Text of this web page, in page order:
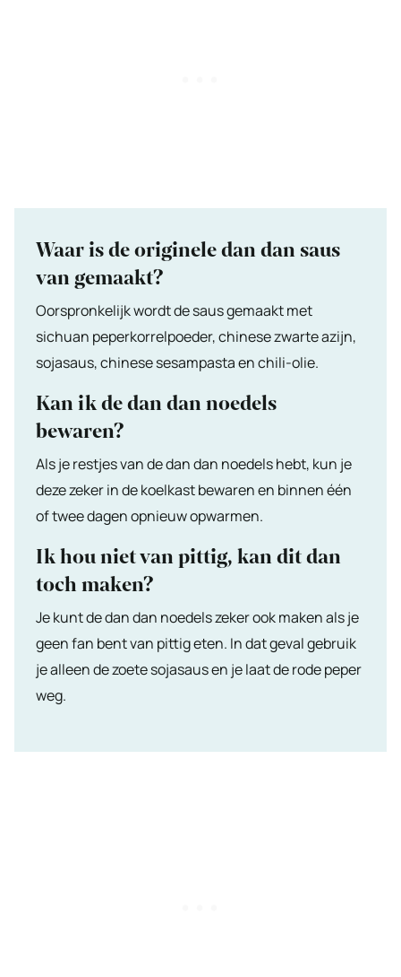
Waar is de originele dan dan saus
van gemaakt?
Oorspronkelijk wordt de saus gemaakt met
sichuan peperkorrelpoeder, chinese zwarte azijn,
sojasaus, chinese sesampasta en chili-olie.
Kan ik de dan dan noedels
bewaren?
Als je restjes van de dan dan noedels hebt, kun je
deze zeker in de koelkast bewaren en binnen één
of twee dagen opnieuw opwarmen.
Ik hou niet van pittig, kan dit dan
toch maken?
Je kunt de dan dan noedels zeker ook maken als je
geen fan bent van pittig eten. In dat geval gebruik
je alleen de zoete sojasaus en je laat de rode peper
weg.